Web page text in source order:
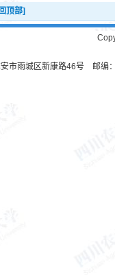
顶部]
市雨城区新康路46号 邮编